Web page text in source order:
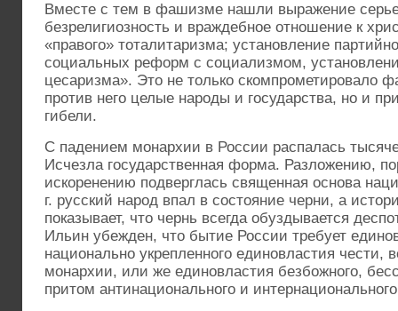
Вместе с тем в фашизме нашли выражение
безрелигиозность и враждебное отношение к
«правого» тоталитаризма; установление
социальных реформ с социализмом,
цесаризма». Это не только скомпрометировало
против него целые народы и государства, но и
гибели.
С падением монархии в России распалась
Исчезла государственная форма. Разложению,
искоренению подверглась священная основа
г. русский народ впал в состояние черни, а
показывает, что чернь всегда обуздывается
Ильин убежден, что бытие России требует
национально укрепленного единовластия чести,
монархии, или же единовластия безбожного,
притом антинационального и